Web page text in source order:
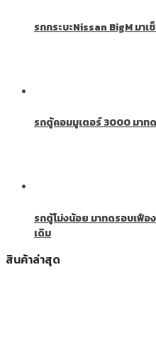
รถกระบะNissan BigM มาเ
รถตู้คอมมูเตอร์ 3000 มาท
รถตู้โม่งน้อย มาทดรอบเฟือ
เดิม
สินค้าล่าสุด